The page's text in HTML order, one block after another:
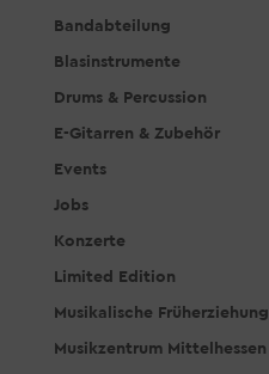
Bandabteilung
Blasinstrumente
Drums & Percussion
E-Gitarren & Zubehör
Events
Jobs
Konzerte
Limited Edition
Musikalische Früherziehung
Musikzentrum Mittelhessen